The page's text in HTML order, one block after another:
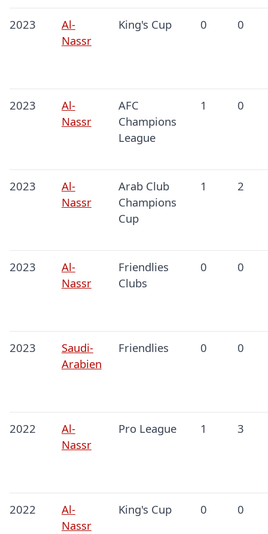
2023
Al-
Nassr
King's Cup 0 0
2023
Al-
Nassr
AFC
Champions
League
1 0
2023
Al-
Nassr
Arab Club
Champions
Cup
1 2
2023
Al-
Nassr
Friendlies
Clubs
0 0
2023
Saudi-
Arabien
Friendlies 0 0
2022
Al-
Nassr
Pro League 1 3
2022
Al-
Nassr
King's Cup 0 0